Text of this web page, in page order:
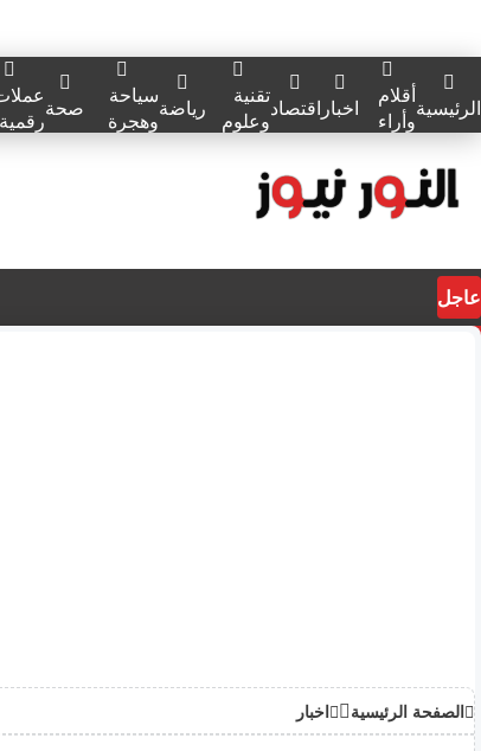
الرئيسيةأقلام
وأراء
اخبار اقتصادتقنية
وعلوم
رياضةسياحة
وهجرة
صحةرقمية
عاجل
الصفحة الرئيسية اخبار